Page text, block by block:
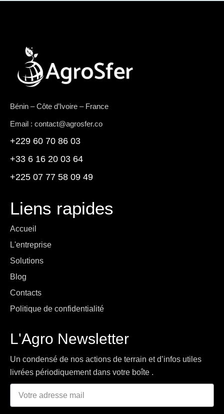
Bénin – Côte d’Ivoire – France
Email : contact@agrosfer.co
+229 60 70 86 03
+33 6 16 20 03 64
+225 07 77 58 09 49
Liens rapides
Accueil
L'entreprise
Solutions
Blog
Contacts
Politique de confidentialité
L'Agro Newsletter
Un condensé de nos actions de terrain et d’infos utiles
livrées périodiquement dans votre boîte .